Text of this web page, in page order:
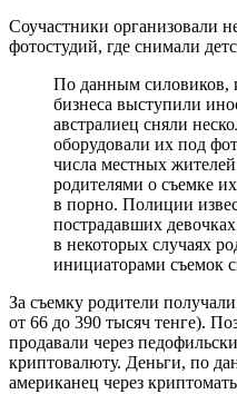
Соучастники организовали
фотостудий, где снимали
По данным силовиков,
бизнеса выступили
австралиец сняли
оборудовали их под
числа местных
родителями о съемке
в порно. Полиции
пострадавших
в некоторых случаях
инициаторами съемок
За съемку родители
от 66 до 390 тысяч тенге).
продавали через
криптовалюту. Деньги, по
американец через